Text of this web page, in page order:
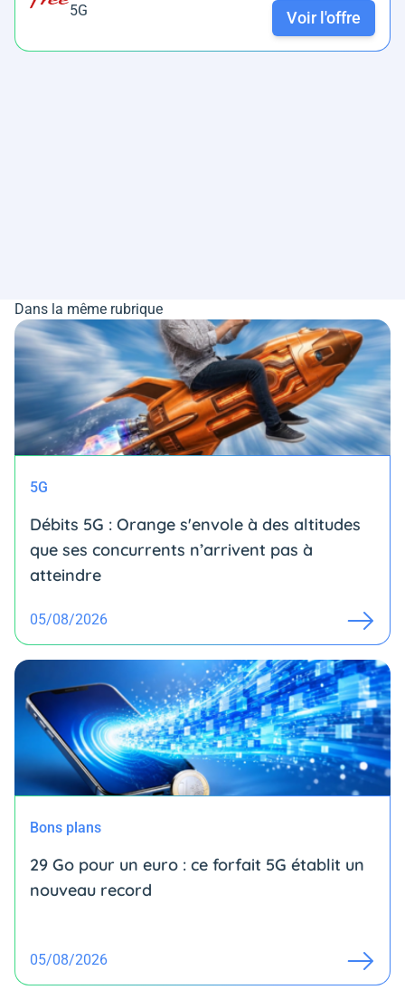
5G
Voir l'offre
Dans la même rubrique
5G
Débits 5G : Orange s'envole à des altitudes
que ses concurrents n’arrivent pas à
atteindre
05/08/2026
Bons plans
29 Go pour un euro : ce forfait 5G établit un
nouveau record
05/08/2026